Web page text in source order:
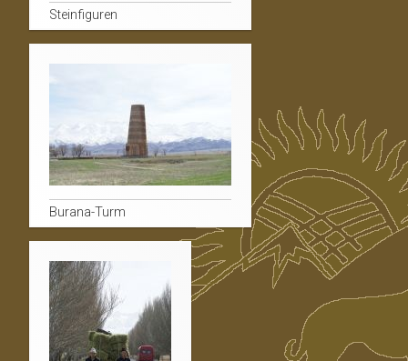
Steinfiguren
Burana-Turm